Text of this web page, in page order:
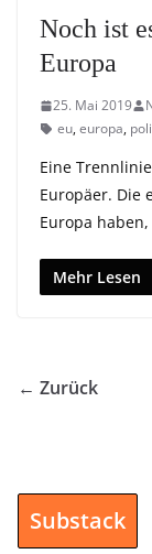
Noch ist
Europa
25. Mai 2019
eu,europa,
Eine
Europäer. Die
Europa
Mehr Lesen
← Zurück
Substack